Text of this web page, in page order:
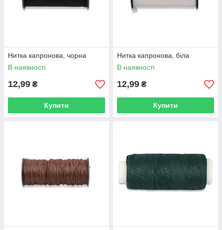
Нитка капронова, чорна
В наявності
12,99 ₴
Купити
Нитка капронова, біла
В наявності
12,99 ₴
Купити